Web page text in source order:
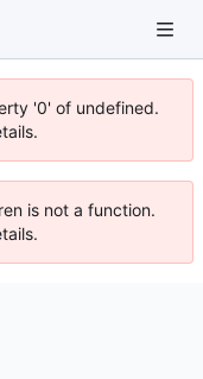
'0' of undefined.
is not a function.